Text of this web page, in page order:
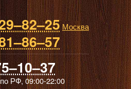
паркет
Москва
РФ,09:00-22:00